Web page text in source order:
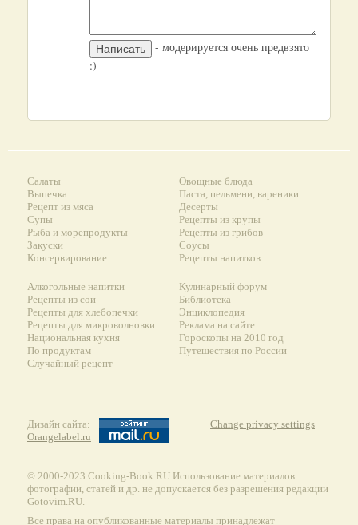
- модерируется очень предвзято
:)
Салаты
Выпечка
Рецепт из мяса
Супы
Рыба и морепродукты
Закуски
Консервирование
Овощные блюда
Паста, пельмени, вареники...
Десерты
Рецепты из крупы
Рецепты из грибов
Соусы
Рецепты напитков
Алкогольные напитки
Рецепты из сои
Рецепты для хлебопечки
Рецепты для микроволновки
Национальная кухня
По продуктам
Случайный рецепт
Кулинарный форум
Библиотека
Энциклопедия
Реклама на сайте
Гороскопы на 2010 год
Путешествия по России
Дизайн сайта:
Orangelabel.ru
Change privacy settings
© 2000-2023 Сooking-Book.RU Использование материалов
фотографии, статей и др. не допускается без разрешения редакции
Gotovim.RU.
Все права на опубликованные материалы принадлежат